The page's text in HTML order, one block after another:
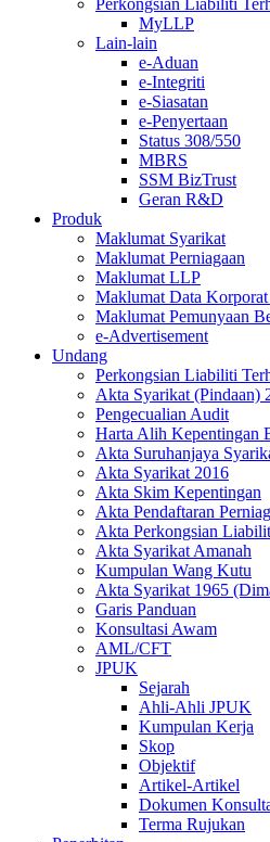
MyLLP
Lain-lain
e-Aduan
e-Integriti
e-Siasatan
e-Penyertaan
Status 308/550
MBRS
SSM BizTrust
Geran R&D
Produk
Maklumat Syarikat
Maklumat Perniagaan
Maklumat LLP
Maklumat Data
Maklumat Pemunyaan
e-Advertisement
Undang
Perkongsian Liabiliti
Akta Syarikat (Pindaan)
Pengecualian Audit
Harta Alih Kepentingan
Akta Suruhanjaya
Akta Syarikat 2016
Akta Skim Kepentingan
Akta Pendaftaran
Akta Perkongsian
Akta Syarikat Amanah
Kumpulan Wang Kutu
Akta Syarikat 1965
Garis Panduan
Konsultasi Awam
AML/CFT
JPUK
Sejarah
Ahli-Ahli JPUK
Kumpulan Kerja
Skop
Objektif
Artikel-Artikel
Dokumen
Terma Rujukan